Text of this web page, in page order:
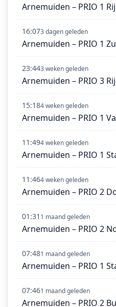
Arnemuiden – PRIO 1
16:073 dagen geleden
Arnemuiden – PRIO 1
23:443 weken geleden
Arnemuiden – PRIO 3
15:184 weken geleden
Arnemuiden – PRIO 1
11:494 weken geleden
Arnemuiden – PRIO 1
11:464 weken geleden
Arnemuiden – PRIO 2
01:31 1 maand geleden
Arnemuiden – PRIO 2
07:481 maand geleden
Arnemuiden – PRIO 1
07:461 maand geleden
Arnemuiden – PRIO 2